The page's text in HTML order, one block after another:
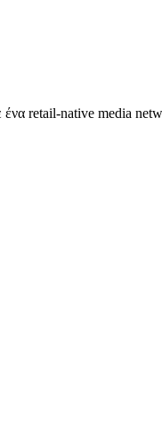
ένα retail-native media